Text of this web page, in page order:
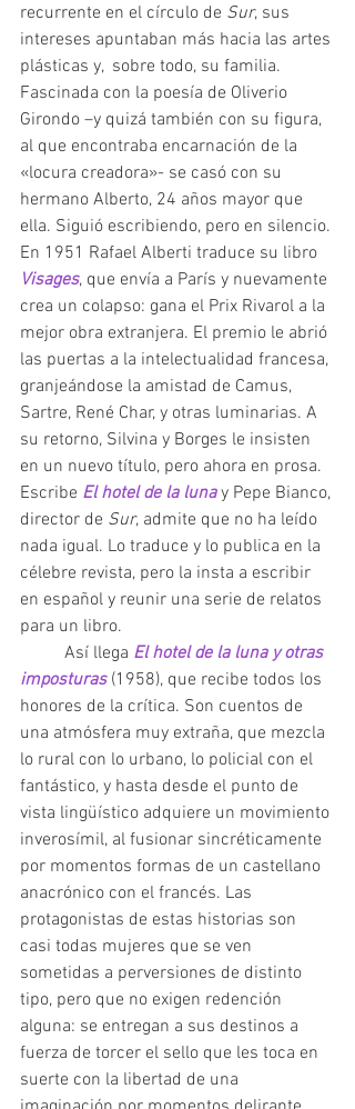
recurrente en el círculo de Sur, sus
intereses apuntaban más hacia las artes
plásticas y,  sobre todo, su familia.
Fascinada con la poesía de Oliverio
Girondo –y quizá también con su figura,
al que encontraba encarnación de la
«locura creadora»- se casó con su
hermano Alberto, 24 años mayor que
ella. Siguió escribiendo, pero en silencio.
En 1951 Rafael Alberti traduce su libro
Visages, que envía a París y nuevamente
crea un colapso: gana el Prix Rivarol a la
mejor obra extranjera. El premio le abrió
las puertas a la intelectualidad francesa,
granjeándose la amistad de Camus,
Sartre, René Char, y otras luminarias. A
su retorno, Silvina y Borges le insisten
en un nuevo título, pero ahora en prosa.
Escribe El hotel de la luna y Pepe Bianco,
director de Sur, admite que no ha leído
nada igual. Lo traduce y lo publica en la
célebre revista, pero la insta a escribir
en español y reunir una serie de relatos
para un libro.
Así llega El hotel de la luna y otras
imposturas (1958), que recibe todos los
honores de la crítica. Son cuentos de
una atmósfera muy extraña, que mezcla
lo rural con lo urbano, lo policial con el
fantástico, y hasta desde el punto de
vista lingüístico adquiere un movimiento
inverosímil, al fusionar sincréticamente
por momentos formas de un castellano
anacrónico con el francés. Las
protagonistas de estas historias son
casi todas mujeres que se ven
sometidas a perversiones de distinto
tipo, pero que no exigen redención
alguna: se entregan a sus destinos a
fuerza de torcer el sello que les toca en
suerte con la libertad de una